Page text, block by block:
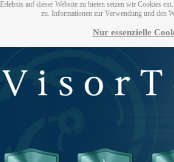
auf dieser Website zu bieten setzen wir Cookies
zu. Informationen zur Verwendung und den
Nur essenzielle